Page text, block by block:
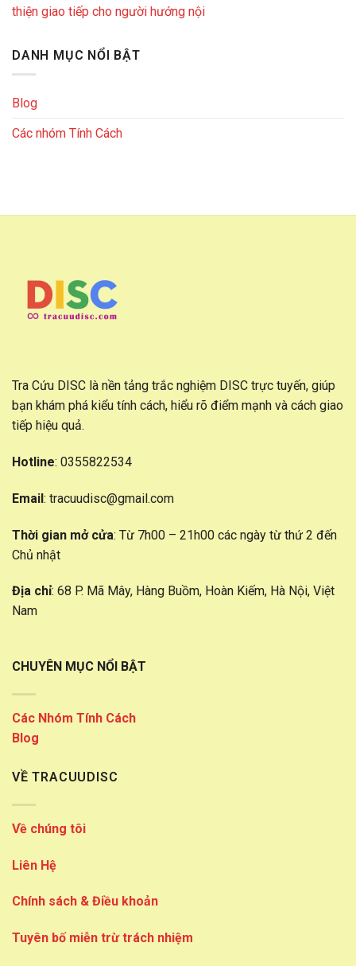
thiện giao tiếp cho người hướng nội
DANH MỤC NỔI BẬT
Blog
Các nhóm Tính Cách
Tra Cứu DISC là nền tảng trắc nghiệm DISC trực tuyến, giúp
bạn khám phá kiểu tính cách, hiểu rõ điểm mạnh và cách giao
tiếp hiệu quả.
Hotline: 0355822534
Email: tracuudisc@gmail.com
Thời gian mở cửa: Từ 7h00 – 21h00 các ngày từ thứ 2 đến
Chủ nhật
Địa chỉ: 68 P. Mã Mây, Hàng Buồm, Hoàn Kiếm, Hà Nội, Việt
Nam
CHUYÊN MỤC NỔI BẬT
Các Nhóm Tính Cách
Blog
VỀ TRACUUDISC
Về chúng tôi
Liên Hệ
Chính sách & Điều khoản
Tuyên bố miễn trừ trách nhiệm